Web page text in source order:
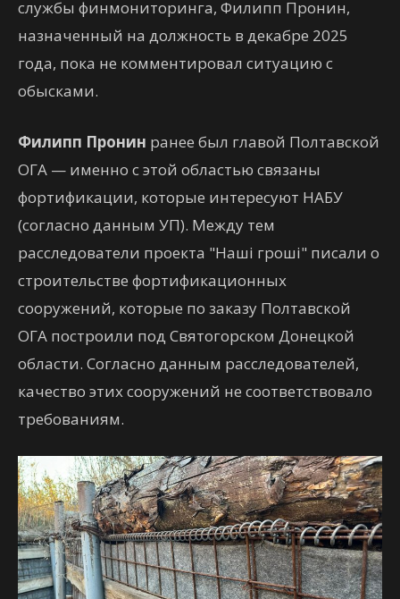
службы финмониторинга, Филипп Пронин,
назначенный на должность в декабре 2025
года, пока не комментировал ситуацию с
обысками.
Филипп Пронин ранее был главой Полтавской
ОГА — именно с этой областью связаны
фортификации, которые интересуют НАБУ
(согласно данным УП). Между тем
расследователи проекта "Наші гроші" писали о
строительстве фортификационных
сооружений, которые по заказу Полтавской
ОГА построили под Святогорском Донецкой
области. Согласно данным расследователей,
качество этих сооружений не соответствовало
требованиям.